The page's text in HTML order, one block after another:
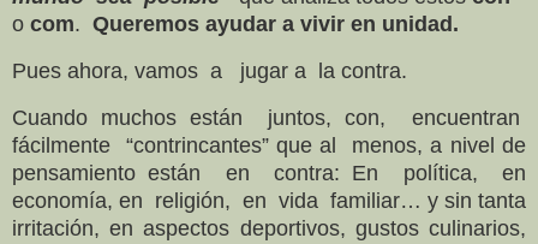
o com. Queremos ayudar a vivir en unidad.
Pues ahora, vamos a jugar a la contra.
Cuando muchos están juntos, con, encuentran
fácilmente “contrincantes” que al menos, a nivel de
pensamiento están en contra: En política, en
economía, en religión, en vida familiar… y sin tanta
irritación, en aspectos deportivos, gustos culinarios,